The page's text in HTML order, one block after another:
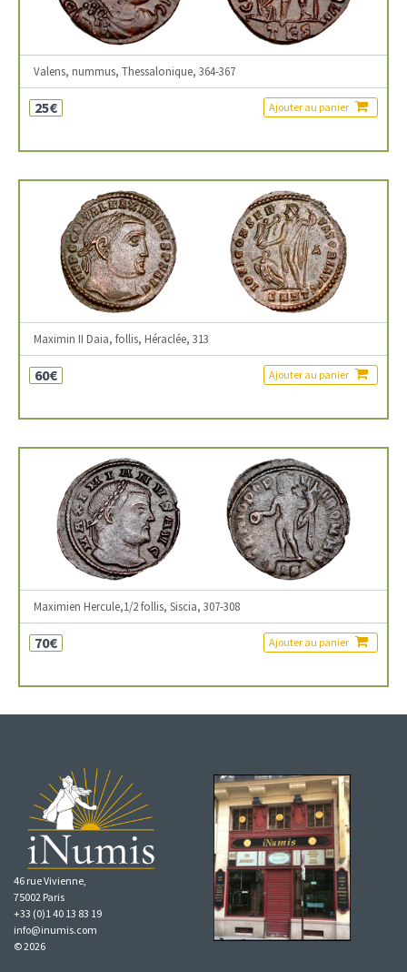
Valens, nummus, Thessalonique, 364-367
25€ Ajouter au panier
Maximin II Daia, follis, Héraclée, 313
60€ Ajouter au panier
Maximien Hercule,1/2 follis, Siscia, 307-308
70€ Ajouter au panier
46 rue Vivienne,
75002 Paris
+33 (0)1 40 13 83 19
info@inumis.com
© 2026